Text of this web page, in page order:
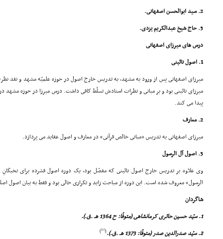
2. سید ابوالحسن اصفهانى.
3. حاج شیخ عبدالکریم یزدى.
درس هاى میرزاى اصفهانى
1. اصول نائینى
میرزاى اصفهانى پس از ورود به مشهد، به تدریس خارج اصول در حوزه علمیّه مشهد و نقد
میرزاى نائینى بود و بر مبانى و نظرات استادش تسلّط کافى داشت. درس میرزا در حوزه
پیدا مى کند.
2. معارف
میرزاى اصفهانى به تدریس «مبانى خالص قرآنى» در معارف و اصول عقاید مى پردازد.
3. اصول آل الرسول
وى علاوه بر تدریس خارج اصول نائینى که مفصّل بود، یک دوره اصول فشرده براى
الرسول» معروف شده است. این دوره از مباحث زاید و تکرارى خالى بود و فقط به بیان اصول اصلى مى
شاگردان
1. سیّد حسین حائرى کرمانشاهى (متوفّا: ح 1364 هـ .ق.).
2. سیّد صدرالدین صدر (متوفّا: 1373 هـ .ق.).
(
[6]
)